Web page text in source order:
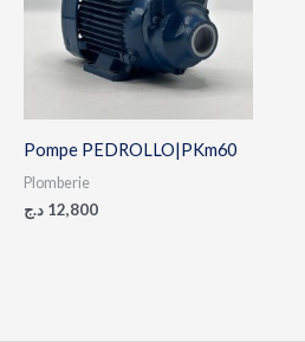
Pompe PEDROLLO|PKm60
Plomberie
12,800 د.ج